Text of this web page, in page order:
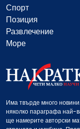
Спорт
Позиция
Развлечение
Море
Има твърде много
няколко параграфа най-
ще намерите авторски